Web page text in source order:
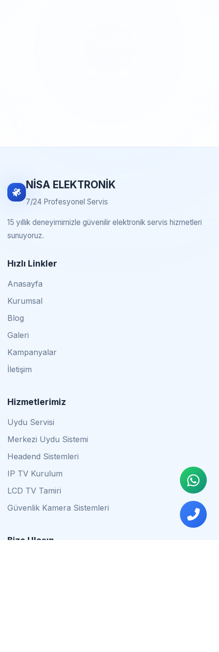
NİSA ELEKTRONİK
7/24 Profesyonel Servis
15 yıllık deneyimimizle güvenilir elektronik servis hizmetleri
sunuyoruz.
Hızlı Linkler
Anasayfa
Kurumsal
Blog
Galeri
Kampanyalar
İletişim
Hizmetlerimiz
Uydu Servisi
Merkezi Uydu Sistemi
Headend Sistemleri
IP TV Kurulum
LCD TV Tamiri
Güvenlik Kamera Sistemleri
Bize Ulaşın